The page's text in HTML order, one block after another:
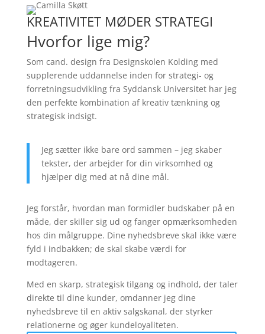
KREATIVITET MØDER STRATEGI
Hvorfor lige mig?
Som cand. design fra Designskolen Kolding med
supplerende uddannelse inden for strategi- og
forretningsudvikling fra Syddansk Universitet har jeg
den perfekte kombination af kreativ tænkning og
strategisk indsigt.
Jeg sætter ikke bare ord sammen – jeg skaber
tekster, der arbejder for din virksomhed og
hjælper dig med at nå dine mål.
Jeg forstår, hvordan man formidler budskaber på en
måde, der skiller sig ud og fanger opmærksomheden
hos din målgruppe. Dine nyhedsbreve skal ikke være
fyld i indbakken; de skal skabe værdi for
modtageren.
Med en skarp, strategisk tilgang og indhold, der taler
direkte til dine kunder, omdanner jeg dine
nyhedsbreve til en aktiv salgskanal, der styrker
relationerne og øger kundeloyaliteten.